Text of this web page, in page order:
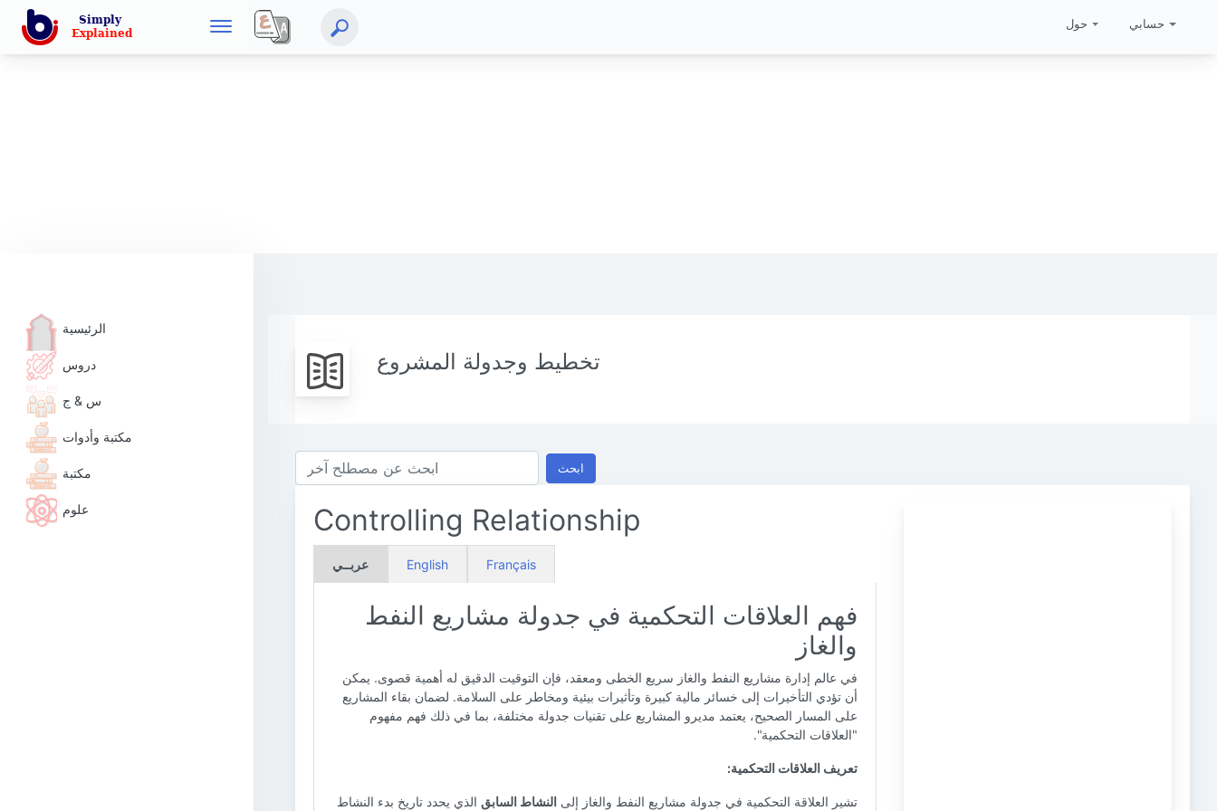
حول حسابي
الرئيسية
دروس
س & ج
مكتبة وأدوات
مكتبة
علوم
تخطيط وجدولة المشروع
ابحث
Controlling Relationship
عربــي English Français
فهم العلاقات التحكمية في جدولة مشاريع النفط
والغاز
في عالم إدارة مشاريع النفط والغاز سريع الخطى ومعقد، فإن التوقيت الدقيق له أهمية قصوى. يمكن
أن تؤدي التأخيرات إلى خسائر مالية كبيرة وتأثيرات بيئية ومخاطر على السلامة. لضمان بقاء المشاريع
على المسار الصحيح، يعتمد مديرو المشاريع على تقنيات جدولة مختلفة، بما في ذلك فهم مفهوم
"العلاقات التحكمية".
تعريف العلاقات التحكمية:
تشير العلاقة التحكمية في جدولة مشاريع النفط والغاز إلى النشاط السابق الذي يحدد تاريخ بدء النشاط